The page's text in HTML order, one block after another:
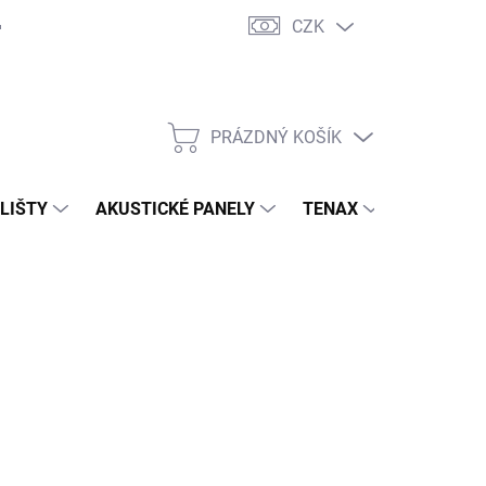
CZK
NÁKUPNÍ
PRÁZDNÝ KOŠÍK
AKUSTICKÉ PANELY TENAX